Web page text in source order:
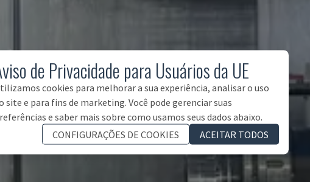
de Privacidade para Usuários da UE
cookies para melhorar a sua experiência, analisar o uso
site e para fins de marketing. Você pode gerenciar suas
e saber mais sobre como usamos seus dados abaixo.
CONFIGURAÇÕES DE COOKIES
ACEITAR TODOS